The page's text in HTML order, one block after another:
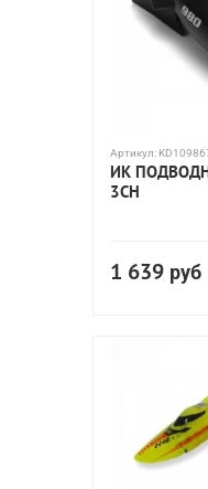
Артикул:
ИК
3CH
1 639 руб